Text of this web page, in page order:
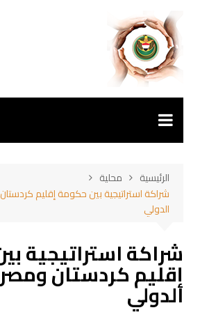
المحتوى
الرئيسية
محلية
شراكة استراتيجية بين حكومة إقليم
الدولي
شراكة استراتيجية
إقليم كردستان
الدولي